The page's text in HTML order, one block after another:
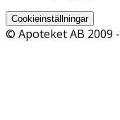
Cookieinställningar
© Apoteket AB 2009 -